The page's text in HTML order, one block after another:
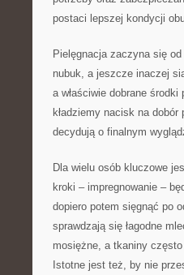
postaci lepszej kondycji
Pielęgnacja zaczyna się
nubuk, a jeszcze inaczej
a właściwie dobrane
kładziemy nacisk na
decydują o finalnym
Dla wielu osób kluczowe
kroki – impregnowanie –
dopiero potem sięgnąć po
sprawdzają się łagodne
mosiężne, a tkaniny
Istotne jest też, by nie